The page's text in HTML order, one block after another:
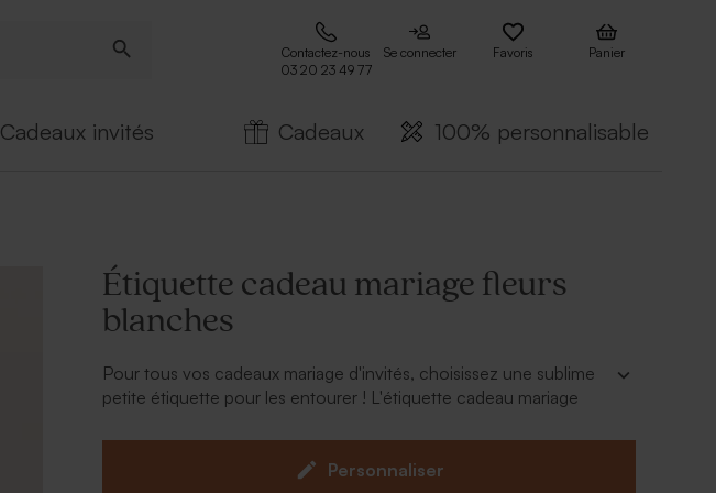
Contactez-nous
03 20 23 49 77
Se connecter Favoris Panier
Cadeaux invités Cadeaux 100% personnalisable
Étiquette cadeau mariage fleurs
blanches
Pour tous vos cadeaux mariage d'invités, choisissez une sublime
petite étiquette pour les entourer ! L'étiquette cadeau mariage
touche finale qui donnera tout le charme à vos cadeaux souvenir.
Une étiquette élégante et chic, avec un petit feuillage en
Personnaliser